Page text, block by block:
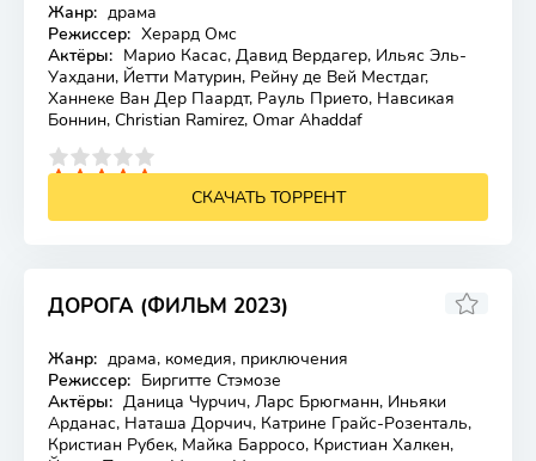
Жанр: драма
Режиссер: Херард Омс
Актёры: Марио Касас, Давид Вердагер, Ильяс Эль-
Уахдани, Йетти Матурин, Рейну де Вей Местдаг,
Ханнеке Ван Дер Паардт, Рауль Прието, Навсикая
Боннин, Christian Ramirez, Omar Ahaddaf
СКАЧАТЬ ТОРРЕНТ
ДОРОГА (ФИЛЬМ 2023)
Лицензия
Жанр: драма, комедия, приключения
Режиссер: Биргитте Стэмозе
Актёры: Даница Чурчич, Ларс Брюгманн, Иньяки
Арданас, Наташа Дорчич, Катрине Грайс-Розенталь,
Кристиан Рубек, Майка Барросо, Кристиан Халкен,